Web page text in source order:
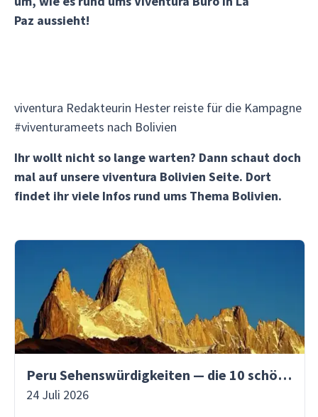
Paz aussieht!
viventura Redakteurin Hester reiste für die Kampagne
#viventurameets nach Bolivien
Ihr wollt nicht so lange warten? Dann schaut doch
mal auf unsere viventura Bolivien Seite. Dort
findet ihr viele Infos rund ums Thema Bolivien.
Peru Sehenswürdigkeiten — die 10 schönsten Orte
24 Juli 2026